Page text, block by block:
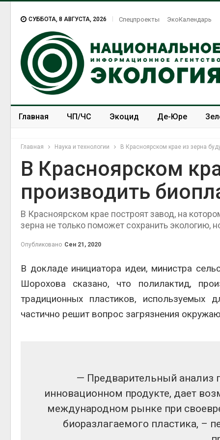
СУББОТА, 8 АВГУСТА, 2026 Спецпроекты ЭкоКалендарь
Главная ЧП/ЧС Экоцид Де-Юре
Главная Наука и технологии В Красноярском крае из зерна
В Красноярском
производить
В Красноярском крае построят завод, на
зерна не только поможет сохранить экологию,
Опубликовано Сен 21, 2020
В докладе инициатора идеи, министра
Шорохова сказано, что полилактид,
традиционных пластиков, используемых
частично решит вопрос загрязнения
— Предварительный анализ
инновационном продукте, дает
международном рынке при
биоразлагаемого пластика, –
Авг 7,
Авг 6,